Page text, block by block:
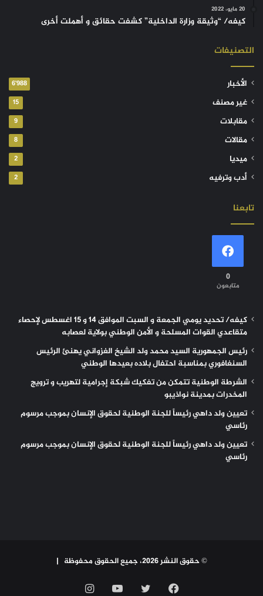
20 مايو، 2022
كيفه/ “وثيقة وزارة الداخلية” كشفت حقائق و أهملت أخرى
التصنيفات
الأخبار 6٬988
غير مصنف 15
مقابلات 9
مقالات 8
ميديا 2
أدب وترفيه 2
تابعنا
0
متابعون
كيفه/ تحديد يومي الجمعة و السبت الموافق 14 و 15 اغسطس لإحصاء
متقاعدي القوات المسلحة و الأمن الوطني بولاية لعصابه
رئيس الجمهورية السيد محمد ولد الشيخ الغزواني يهنئ الرئيس
السنغافوري بمناسبة احتفال بلاده بعيدها الوطني
الشرطة الوطنية تتمكن من تفكيك شبكة إجرامية لتهريب و ترويج
المخدرات بمدينة نواذيبو
تعيين ولد داهي رئيساً للجنة الوطنية لحقوق الإنسان بموجب مرسوم
رئاسي
تعيين ولد داهي رئيساً للجنة الوطنية لحقوق الإنسان بموجب مرسوم
رئاسي
© حقوق النشر 2026، جميع الحقوق محفوظة |
فيسبوك تويتر يوتيوب